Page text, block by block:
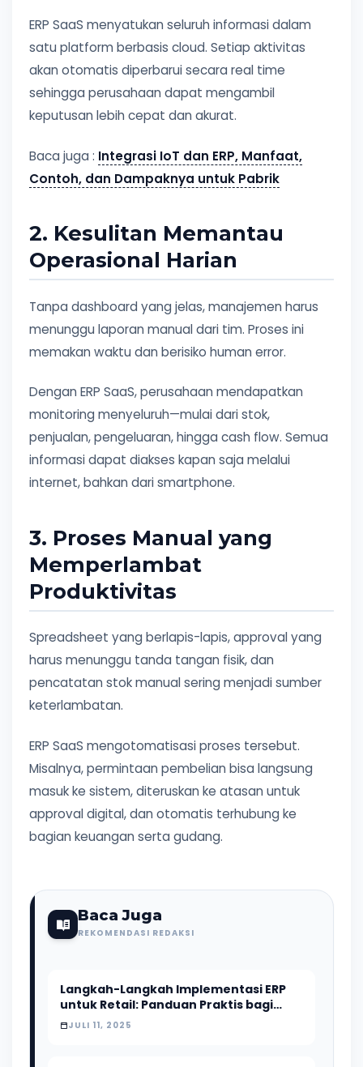
ERP SaaS menyatukan seluruh informasi dalam
satu platform berbasis cloud. Setiap aktivitas
akan otomatis diperbarui secara real time
sehingga perusahaan dapat mengambil
keputusan lebih cepat dan akurat.
Baca juga : Integrasi IoT dan ERP, Manfaat,
Contoh, dan Dampaknya untuk Pabrik
2. Kesulitan Memantau
Operasional Harian
Tanpa dashboard yang jelas, manajemen harus
menunggu laporan manual dari tim. Proses ini
memakan waktu dan berisiko human error.
Dengan ERP SaaS, perusahaan mendapatkan
monitoring menyeluruh—mulai dari stok,
penjualan, pengeluaran, hingga cash flow. Semua
informasi dapat diakses kapan saja melalui
internet, bahkan dari smartphone.
3. Proses Manual yang
Memperlambat
Produktivitas
Spreadsheet yang berlapis-lapis, approval yang
harus menunggu tanda tangan fisik, dan
pencatatan stok manual sering menjadi sumber
keterlambatan.
ERP SaaS mengotomatisasi proses tersebut.
Misalnya, permintaan pembelian bisa langsung
masuk ke sistem, diteruskan ke atasan untuk
approval digital, dan otomatis terhubung ke
bagian keuangan serta gudang.
Baca Juga
REKOMENDASI REDAKSI
Langkah-Langkah Implementasi ERP
untuk Retail: Panduan Praktis bagi
Pemilik Bisnis
JULI 11, 2025